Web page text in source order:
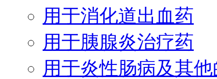
用于消化道出血药
用于胰腺炎治疗药
用于炎性肠病及其